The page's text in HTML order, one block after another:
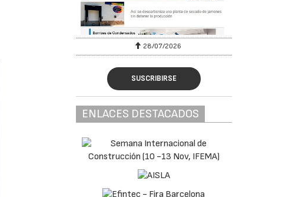
28/07/2026
SUSCRIBIRSE
ENLACES DESTACADOS